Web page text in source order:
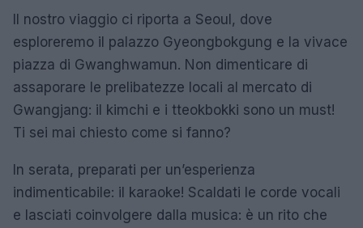
Il nostro viaggio ci riporta a Seoul, dove
esploreremo il palazzo Gyeongbokgung e la vivace
piazza di Gwanghwamun. Non dimenticare di
assaporare le prelibatezze locali al mercato di
Gwangjang: il kimchi e i tteokbokki sono un must!
Ti sei mai chiesto come si fanno?
In serata, preparati per un’esperienza
indimenticabile: il karaoke! Scaldati le corde vocali
e lasciati coinvolgere dalla musica: è un rito che